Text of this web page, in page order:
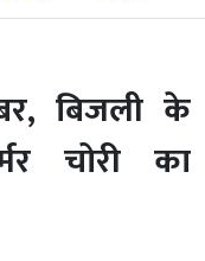
बिजली के
चोरी का